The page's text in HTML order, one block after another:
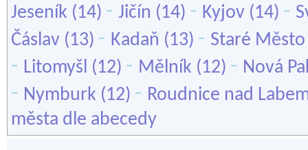
Jeseník (14) - Jičín (14) - Kyjov (14) -
Čáslav (13) - Kadaň (13) - Staré Město
- Litomyšl (12) - Mělník (12) - Nová
- Nymburk (12) - Roudnice nad
města dle abecedy